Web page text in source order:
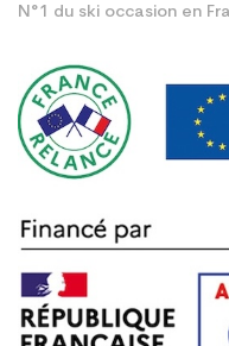
N°1 du ski occasion en